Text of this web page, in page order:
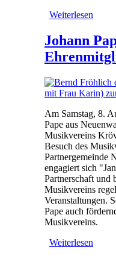
Weiterlesen
Johann
Am Samstag, 8.
Pape aus
Musikvereins
Besuch des
Partnergemeinde
engagiert sich
Partnerschaft und
Musikvereins
Veranstaltungen.
Pape auch
Musikvereins.
Weiterlesen